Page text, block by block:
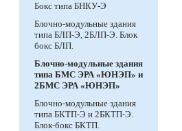
Бокс типа БНКУ-Э
Блочно-модульные здания
типа БЛП-Э, 2БЛП-Э. Блок
бокс БЛП.
Блочно-модульные здания
типа БМС ЭРА «ЮНЭП» и
2БМС ЭРА «ЮНЭП»
Блочно-модульные здания
типа БКТП-Э и 2БКТП-Э.
Блок-бокс БКТП.